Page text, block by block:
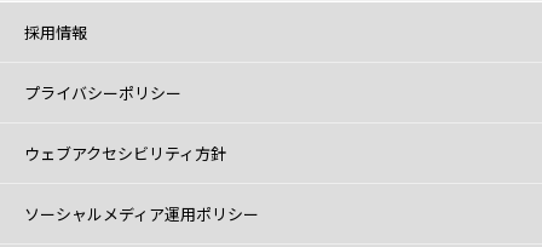
採用情報
プライバシーポリシー
ウェブアクセシビリティ方針
ソーシャルメディア運用ポリシー